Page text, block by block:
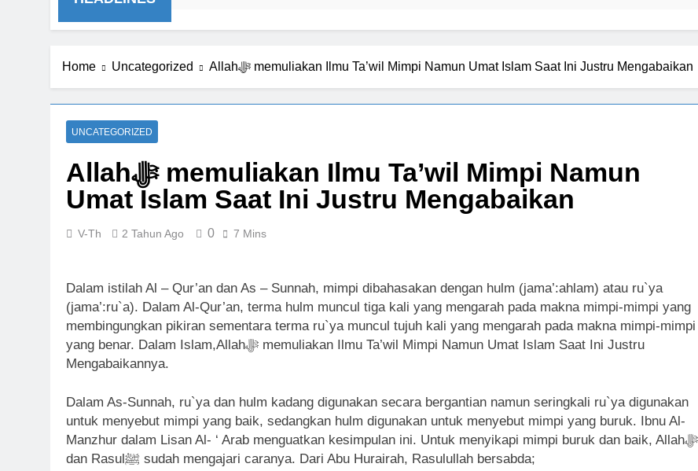
Home Uncategorized Allahﷻ memuliakan Ilmu Ta’wil Mimpi Namun Umat Islam Saat Ini Justru Mengabaikan
UNCATEGORIZED
Allahﷻ memuliakan Ilmu Ta’wil Mimpi Namun
Umat Islam Saat Ini Justru Mengabaikan
V-Th 2 Tahun Ago 0 7 Mins
Dalam istilah Al – Qur’an dan As – Sunnah, mimpi dibahasakan dengan hulm (jama’:ahlam) atau ru`ya
(jama’:ru`a). Dalam Al-Qur’an, terma hulm muncul tiga kali yang mengarah pada makna mimpi-mimpi yang
membingungkan pikiran sementara terma ru`ya muncul tujuh kali yang mengarah pada makna mimpi-mimpi
yang benar. Dalam Islam,Allahﷻ memuliakan Ilmu Ta’wil Mimpi Namun Umat Islam Saat Ini Justru
Mengabaikannya.
Dalam As-Sunnah, ru`ya dan hulm kadang digunakan secara bergantian namun seringkali ru`ya digunakan
untuk menyebut mimpi yang baik, sedangkan hulm digunakan untuk menyebut mimpi yang buruk. Ibnu Al-
Manzhur dalam Lisan Al- ‘ Arab menguatkan kesimpulan ini. Untuk menyikapi mimpi buruk dan baik, Allahﷻ
dan Rasulﷺ sudah mengajari caranya. Dari Abu Hurairah, Rasulullah bersabda;